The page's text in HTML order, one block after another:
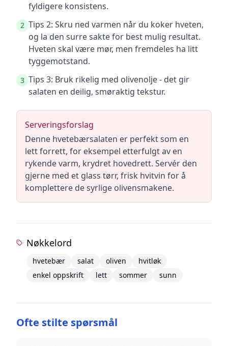
fyldigere konsistens.
2 Tips 2: Skru ned varmen når du koker hveten,
og la den surre sakte for best mulig resultat.
Hveten skal være mør, men fremdeles ha litt
tyggemotstand.
3 Tips 3: Bruk rikelig med olivenolje - det gir
salaten en deilig, smøraktig tekstur.
Serveringsforslag
Denne hvetebærsalaten er perfekt som en
lett forrett, for eksempel etterfulgt av en
rykende varm, krydret hovedrett. Servér den
gjerne med et glass tørr, frisk hvitvin for å
komplettere de syrlige olivensmakene.
Nøkkelord
hvetebær salat oliven
hvitløk
enkel oppskrift
lett sommer sunn
Ofte stilte spørsmål